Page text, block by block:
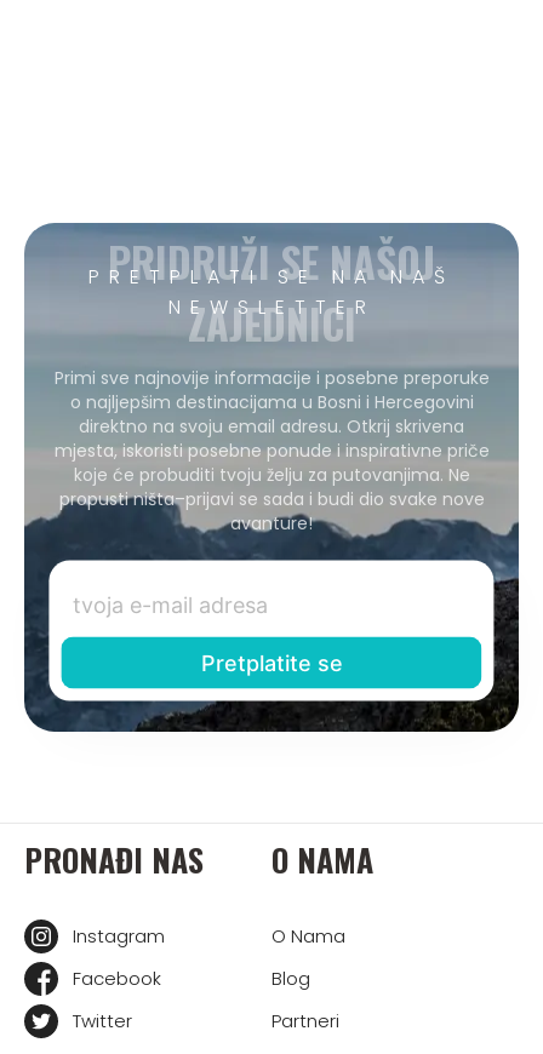
PRETPLATI SE NA NAŠ
NEWSLETTER
PRIDRUŽI SE NAŠOJ
ZAJEDNICI
Primi sve najnovije informacije i posebne preporuke
o najljepšim destinacijama u Bosni i Hercegovini
direktno na svoju email adresu. Otkrij skrivena
mjesta, iskoristi posebne ponude i inspirativne priče
koje će probuditi tvoju želju za putovanjima. Ne
propusti ništa–prijavi se sada i budi dio svake nove
avanture!
PRONAĐI NAS
Instagram
Facebook
Twitter
O NAMA
O Nama
Blog
Partneri